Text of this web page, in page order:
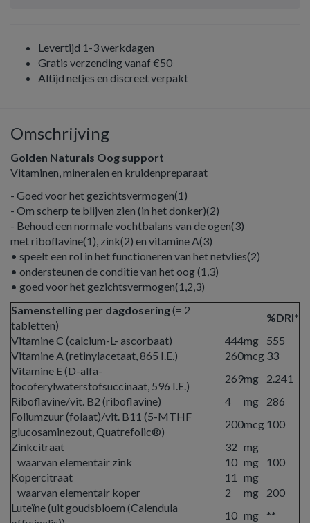
Levertijd 1-3 werkdagen
Gratis verzending vanaf €50
Altijd netjes en discreet verpakt
Omschrijving
Golden Naturals Oog support
Vitaminen, mineralen en kruidenpreparaat
- Goed voor het gezichtsvermogen(1)
- Om scherp te blijven zien (in het donker)(2)
- Behoud een normale vochtbalans van de ogen(3)
met riboflavine(1), zink(2) en vitamine A(3)
• speelt een rol in het functioneren van het netvlies(2)
• ondersteunen de conditie van het oog (1,3)
• goed voor het gezichtsvermogen(1,2,3)
Samenstelling per dagdosering(= 2
tabletten)
%DRI*
Vitamine C (calcium-L- ascorbaat)
444mg
555
Vitamine A (retinylacetaat, 865 I.E.)
260mcg 33
Vitamine E (D-alfa-
tocoferylwaterstofsuccinaat, 596 I.E.)
269mg
2.241
Riboflavine/vit. B2 (riboflavine)
4 mg
286
Foliumzuur (folaat)/vit. B11 (5-MTHF
glucosaminezout, Quatrefolic®)
200mcg 100
Zinkcitraat
32 mg
waarvan elementair zink
10 mg
100
Kopercitraat
11
mg
waarvan elementair koper
2 mg
200
Luteïne (uit goudsbloem (Calendula
10 mg **